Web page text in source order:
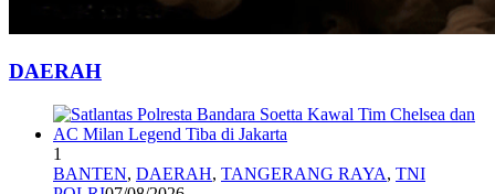
DAERAH
1
BANTEN, DAERAH, TANGERANG RAYA, TNI